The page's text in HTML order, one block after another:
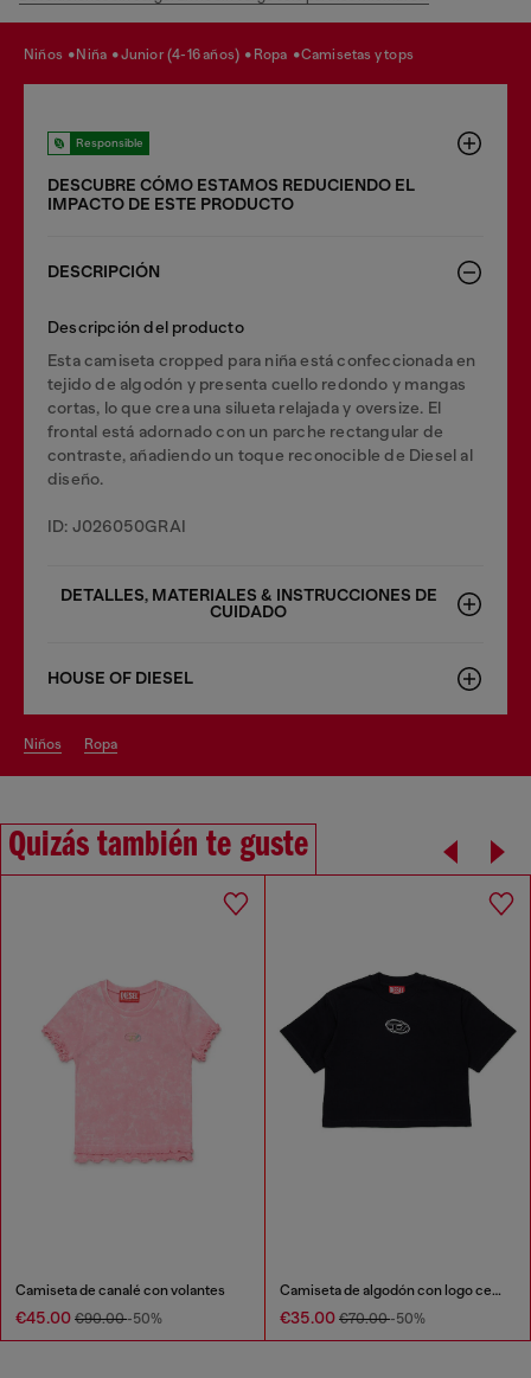
niños niña junior (4-16 años) ropa camisetas y tops
Responsible
DESCUBRE CÓMO ESTAMOS REDUCIENDO EL
IMPACTO DE ESTE PRODUCTO
DESCRIPCIÓN
Descripción del producto
Esta camiseta cropped para niña está confeccionada en
tejido de algodón y presenta cuello redondo y mangas
cortas, lo que crea una silueta relajada y oversize. El
frontal está adornado con un parche rectangular de
contraste, añadiendo un toque reconocible de Diesel al
diseño.
ID: J026050GRAI
DETALLES, MATERIALES & INSTRUCCIONES DE
CUIDADO
HOUSE OF DIESEL
niños ropa
Quizás también te guste
Camiseta de canalé con volantes
€45.00 €90.00-50%
Camiseta de algodón con logo central
€35.00 €70.00-50%